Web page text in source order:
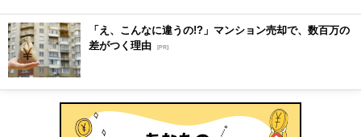
「え、こんなに違うの!?」マンション売却で、数百万の
差がつく理由 [PR]